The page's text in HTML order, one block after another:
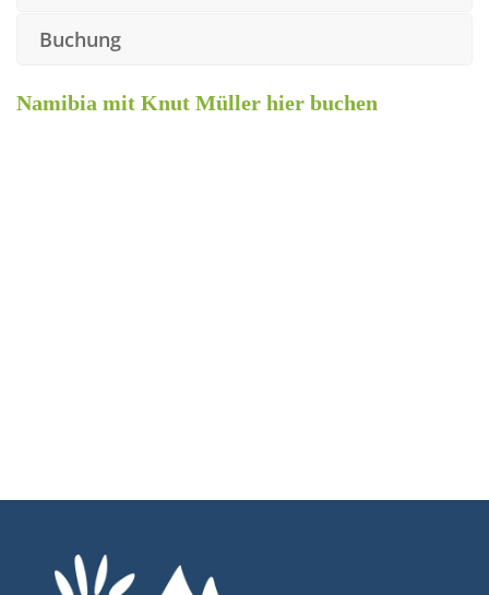
Buchung
Namibia mit Knut Müller hier buchen